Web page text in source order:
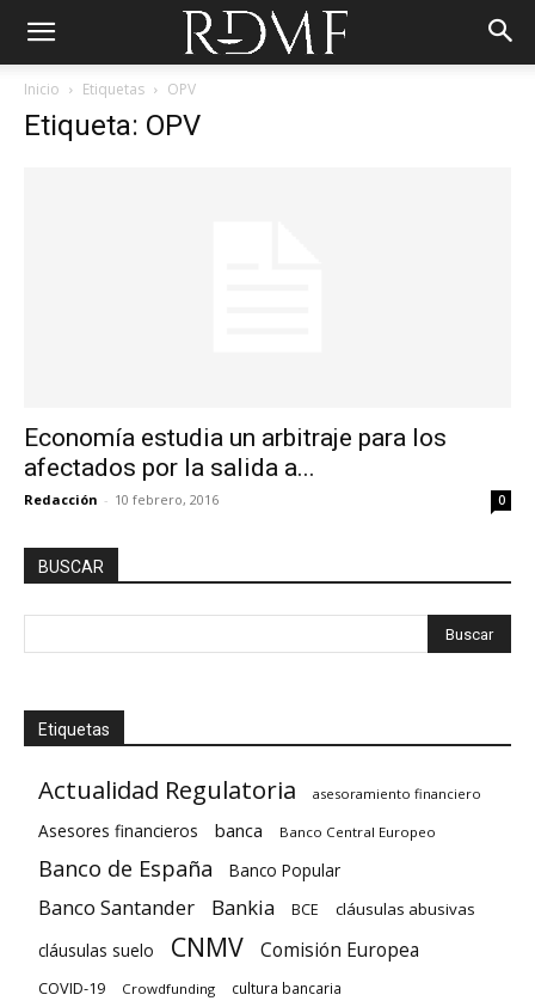
Inicio Etiquetas OPV
Etiqueta: OPV
Economía estudia un arbitraje para los
afectados por la salida a...
Redacción - 10 febrero, 2016 0
BUSCAR
Etiquetas
Actualidad Regulatoria asesoramiento financiero
Asesores financieros banca Banco Central Europeo
Banco de España Banco Popular
Banco Santander Bankia BCE cláusulas abusivas
cláusulas suelo CNMV Comisión Europea
COVID-19 Crowdfunding cultura bancaria